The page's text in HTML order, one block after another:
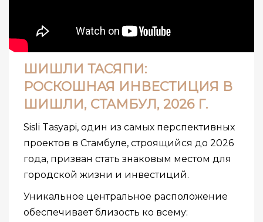
ШИШЛИ ТАСЯПИ:
РОСКОШНАЯ ИНВЕСТИЦИЯ В
ШИШЛИ, СТАМБУЛ, 2026 Г.
Sisli Tasyapi, один из самых перспективных
проектов в Стамбуле, строящийся до 2026
года, призван стать знаковым местом для
городской жизни и инвестиций.
Уникальное центральное расположение
обеспечивает близость ко всему: